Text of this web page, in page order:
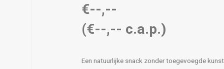
€--,--
(€--,-- c.a.p.)
Een natuurlijke snack zonder toegevoegde